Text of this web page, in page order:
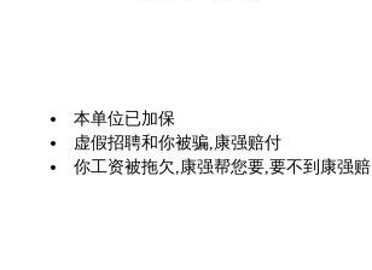
本单位已加保
虚假招聘和你被骗,康强赔付
你工资被拖欠,康强帮您要,要不到康强赔